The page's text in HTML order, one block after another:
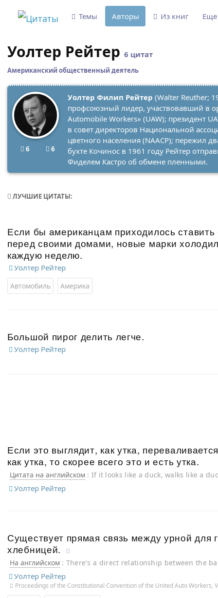
Уолтер Рейтер 6 цитат
Американский общественный деятель
6 6
Уолтер Филип Рейтер (Walter Reuther;
профсоюзный лидер, участвовавший в
Automobile Workers» (UAW); президент
в совет директоров Национальной
цветного населения (NAACP); пережил
бухте Кочинос в 1961 году Рейтер
Фиделем Кастро об обмене пленными.
ЛУЧШИЕ ЦИТАТЫ:
Если бы американцам приходилось ставить
перед своими домами, новые марки
каждую неделю.
Уолтер Рейтер
Автомобиль Америка
Большой пирог делить легче.
Уолтер Рейтер
Если это выглядит, как утка,
как утка, то скорее всего это и есть утка.
Цитата на английском : If it looks like a duck, walks like a
then it just may be a duck.
Уолтер Рейтер
Существует прямая связь между урной для
хлебницей.
На английском : There's a direct relationship between the
Уолтер Рейтер
Proceedings of the Constitutional Convention of the United Auto Workers,
Темы Авторы Из книг